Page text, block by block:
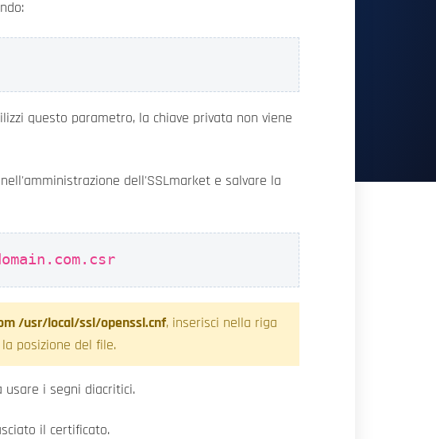
questo parametro, la chiave privata non viene
dell'SSLmarket e salvare la
/usr/local/ssl/openssl.cnf, inserisci nella riga
posizione del file.
usare i segni diacritici.
il certificato.